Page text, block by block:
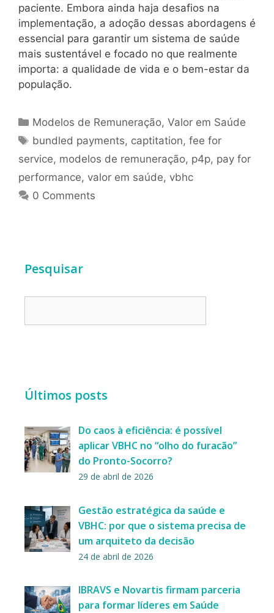
paciente. Embora ainda haja desafios na
implementação, a adoção dessas abordagens é
essencial para garantir um sistema de saúde
mais sustentável e focado no que realmente
importa: a qualidade de vida e o bem-estar da
população.
Modelos de Remuneração,Valor em Saúde
bundled payments, captitation,fee for
service, modelos de remuneração, p4p, pay for
performance, valor em saúde, vbhc
0 Comments
Pesquisar
Últimos posts
Do caos à eficiência: é possível
aplicar VBHC no “olho do furacão”
do Pronto-Socorro?
29 de abril de 2026
Gestão estratégica da saúde e
VBHC: por que o sistema precisa de
um arquiteto da decisão
24 de abril de 2026
IBRAVS e Novartis firmam parceria
para formar líderes em Saúde